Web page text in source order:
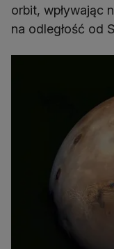
orbit, wpływając
na odległość od